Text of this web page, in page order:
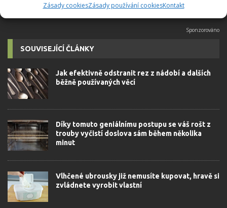
Zásady cookiesZásady používání cookiesKontakt
SOUVISEJÍCÍ ČLÁNKY
Jak efektivně odstranit rez z nádobí a dalších
běžně používaných věcí
Díky tomuto geniálnímu postupu se váš rošt z
trouby vyčistí doslova sám během několika
minut
Vlhčené ubrousky již nemusíte kupovat, hravě si
zvládnete vyrobit vlastní